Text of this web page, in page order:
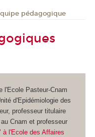
pédagogique
l'Ecole Pasteur-Cnam
d'Epidémiologie des
professeur titulaire
Cnam et professeur
à l'Ecole des Affaires